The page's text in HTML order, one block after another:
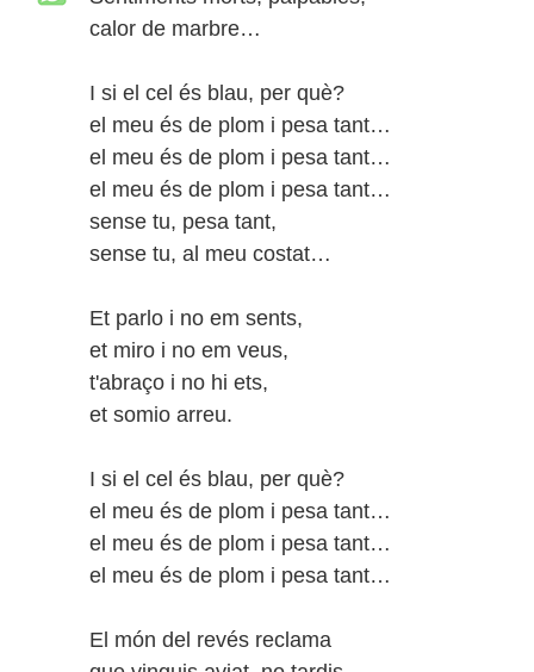
calor de marbre…
I si el cel és blau, per què?
el meu és de plom i pesa tant…
el meu és de plom i pesa tant…
el meu és de plom i pesa tant…
sense tu, pesa tant,
sense tu, al meu costat…
Et parlo i no em sents,
et miro i no em veus,
t'abraço i no hi ets,
et somio arreu.
I si el cel és blau, per què?
el meu és de plom i pesa tant…
el meu és de plom i pesa tant…
el meu és de plom i pesa tant…
El món del revés reclama